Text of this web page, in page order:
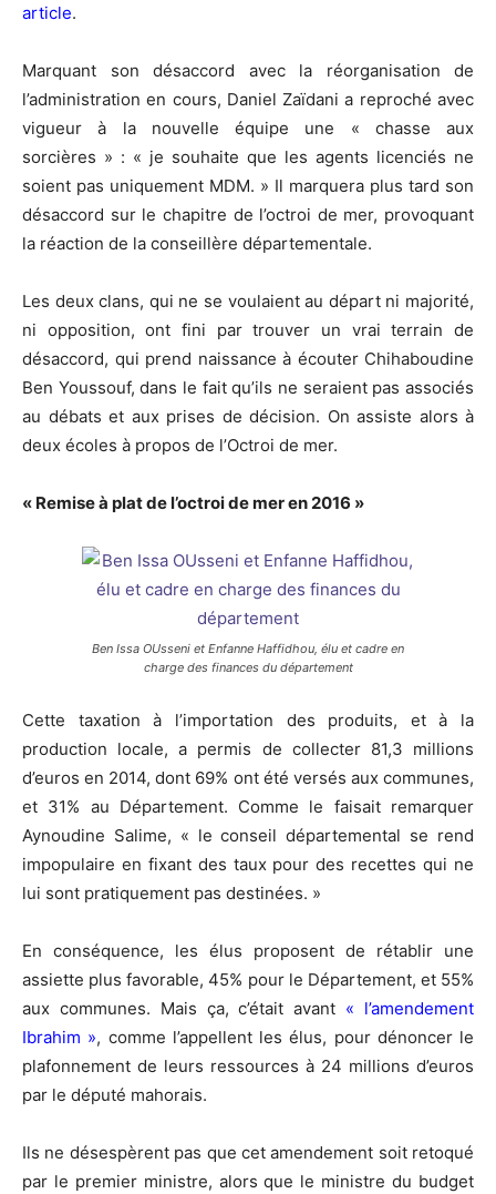
article.
Marquant son désaccord avec la réorganisation de
l’administration en cours, Daniel Zaïdani a reproché avec
vigueur à la nouvelle équipe une « chasse aux
sorcières » : « je souhaite que les agents licenciés ne
soient pas uniquement MDM. » Il marquera plus tard son
désaccord sur le chapitre de l’octroi de mer, provoquant
la réaction de la conseillère départementale.
Les deux clans, qui ne se voulaient au départ ni majorité,
ni opposition, ont fini par trouver un vrai terrain de
désaccord, qui prend naissance à écouter Chihaboudine
Ben Youssouf, dans le fait qu’ils ne seraient pas associés
au débats et aux prises de décision. On assiste alors à
deux écoles à propos de l’Octroi de mer.
« Remise à plat de l’octroi de mer en 2016 »
Ben Issa OUsseni et Enfanne Haffidhou, élu et cadre en
charge des finances du département
Cette taxation à l’importation des produits, et à la
production locale, a permis de collecter 81,3 millions
d’euros en 2014, dont 69% ont été versés aux communes,
et 31% au Département. Comme le faisait remarquer
Aynoudine Salime, « le conseil départemental se rend
impopulaire en fixant des taux pour des recettes qui ne
lui sont pratiquement pas destinées. »
En conséquence, les élus proposent de rétablir une
assiette plus favorable, 45% pour le Département, et 55%
aux communes. Mais ça, c’était avant « l’amendement
Ibrahim », comme l’appellent les élus, pour dénoncer le
plafonnement de leurs ressources à 24 millions d’euros
par le député mahorais.
Ils ne désespèrent pas que cet amendement soit retoqué
par le premier ministre, alors que le ministre du budget